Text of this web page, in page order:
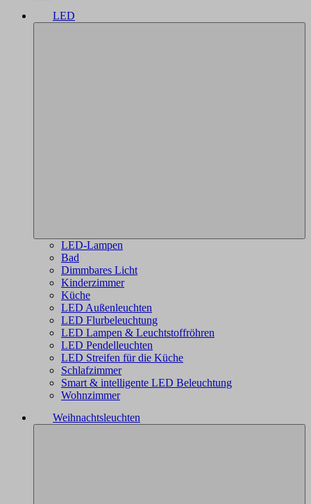
LED
LED-Lampen
Bad
Dimmbares Licht
Kinderzimmer
Küche
LED Außenleuchten
LED Flurbeleuchtung
LED Lampen & Leuchtstoffröhren
LED Pendelleuchten
LED Streifen für die Küche
Schlafzimmer
Smart & intelligente LED Beleuchtung
Wohnzimmer
Weihnachtsleuchten